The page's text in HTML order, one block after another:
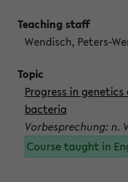
Wendisch, Peters-
Progress in
bacteria
Vorbesprechung: n.
Course taught in